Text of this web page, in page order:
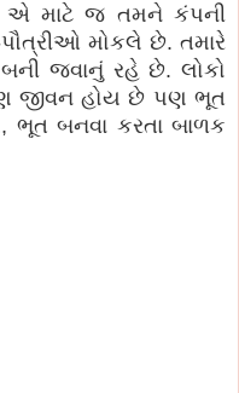
એ માટે જ તમને કંપની
પૌત્રીઓ મોકલે છે. તમારે
જવાનું રહે છે. લોકો
જીવન હોય છે પણ ભૂત
ભૂત બનવા કરતા બાળક